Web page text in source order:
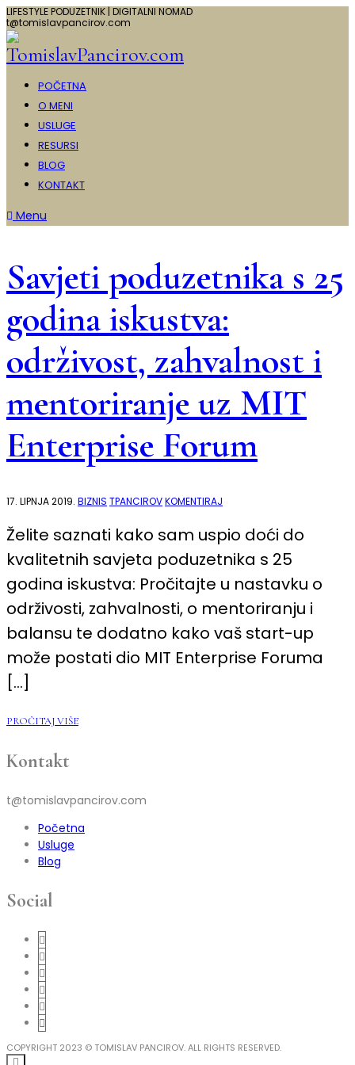
LIFESTYLE PODUZETNIK | DIGITALNI NOMAD
t@tomislavpancirov.com
POČETNA
O MENI
USLUGE
RESURSI
BLOG
KONTAKT
Menu
Savjeti poduzetnika s 25
godina iskustva:
održivost, zahvalnost i
mentoriranje uz MIT
Enterprise Forum
17. LIPNJA 2019. BIZNIS TPANCIROVKOMENTIRAJ
S
25
GODINA
ISKUSTVA:
ODRŽIVOST,
ZAHVALNOST
MENTORIRANJE
MIT
FORUM
Želite saznati kako sam uspio doći do
kvalitetnih savjeta poduzetnika s 25
godina iskustva: Pročitajte u nastavku o
održivosti, zahvalnosti, o mentoriranju i
balansu te dodatno kako vaš start-up
može postati dio MIT Enterprise Foruma
[…]
PROČITAJ VIŠE
Kontakt
t@tomislavpancirov.com
Početna
Usluge
Blog
Social
COPYRIGHT 2023 © TOMISLAV PANCIROV. ALL RIGHTS RESERVED.